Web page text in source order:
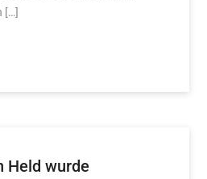
[…]
Held wurde